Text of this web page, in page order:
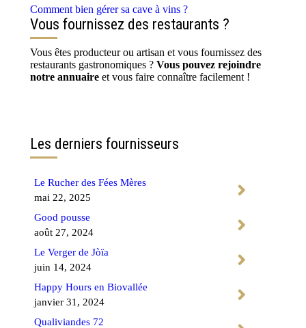
Comment bien gérer sa cave à vins ?
Vous fournissez des restaurants ?
Vous êtes producteur ou artisan et vous fournissez des
restaurants gastronomiques ? Vous pouvez rejoindre
notre annuaire et vous faire connaître facilement !
Les derniers fournisseurs
Le Rucher des Fées Mères
mai 22, 2025
Good pousse
août 27, 2024
Le Verger de Jòïa
juin 14, 2024
Happy Hours en Biovallée
janvier 31, 2024
Qualiviandes 72